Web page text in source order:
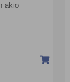
akio